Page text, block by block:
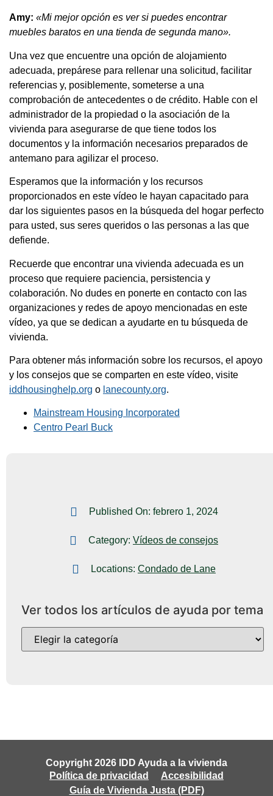
Amy: «Mi mejor opción es ver si puedes encontrar
muebles baratos en una tienda de segunda mano».
Una vez que encuentre una opción de alojamiento
adecuada, prepárese para rellenar una solicitud, facilitar
referencias y, posiblemente, someterse a una
comprobación de antecedentes o de crédito. Hable con el
administrador de la propiedad o la asociación de la
vivienda para asegurarse de que tiene todos los
documentos y la información necesarios preparados de
antemano para agilizar el proceso.
Esperamos que la información y los recursos
proporcionados en este vídeo le hayan capacitado para
dar los siguientes pasos en la búsqueda del hogar perfecto
para usted, sus seres queridos o las personas a las que
defiende.
Recuerde que encontrar una vivienda adecuada es un
proceso que requiere paciencia, persistencia y
colaboración. No dudes en ponerte en contacto con las
organizaciones y redes de apoyo mencionadas en este
vídeo, ya que se dedican a ayudarte en tu búsqueda de
vivienda.
Para obtener más información sobre los recursos, el apoyo
y los consejos que se comparten en este vídeo, visite
iddhousinghelp.org o lanecounty.org.
Mainstream Housing Incorporated
Centro Pearl Buck
Published On: febrero 1, 2024
Category: Vídeos de consejos
Locations: Condado de Lane
Ver todos los artículos de ayuda por tema
Copyright 2026 IDD Ayuda a la vivienda
Política de privacidad
Accesibilidad
Guía de Vivienda Justa (PDF)